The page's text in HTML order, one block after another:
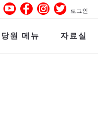
로그인
당원 메뉴 자료실